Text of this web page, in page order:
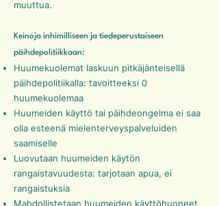
muuttua.
Keinoja inhimilliseen ja tiedeperustaiseen
päihdepolitiikkaan:
Huumekuolemat laskuun pitkäjänteisellä
päihdepolitiikalla: tavoitteeksi 0
huumekuolemaa
Huumeiden käyttö tai päihdeongelma ei saa
olla esteenä mielenterveyspalveluiden
saamiselle
Luovutaan huumeiden käytön
rangaistavuudesta: tarjotaan apua, ei
rangaistuksia
Mahdollistetaan huumeiden käyttöhuoneet